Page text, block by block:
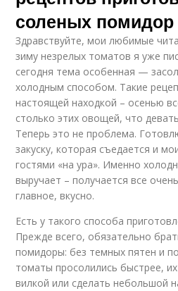
соленых помидор
Здравствуйте, мои любимые
зиму незрелых томатов я уже
сегодня тема особенная —
холодным способом. Такие
настоящей находкой – осенью
столько этих овощей, что
Теперь это не проблема.
закуску, которая съедается и
гостями «на ура». Именно
выручает – получается все
главное, вкусно.
Есть у такого способа
Прежде всего, обязательно
помидоры: без темных пятен и
томаты просолились быстрее,
вилкой или сделать небольшой